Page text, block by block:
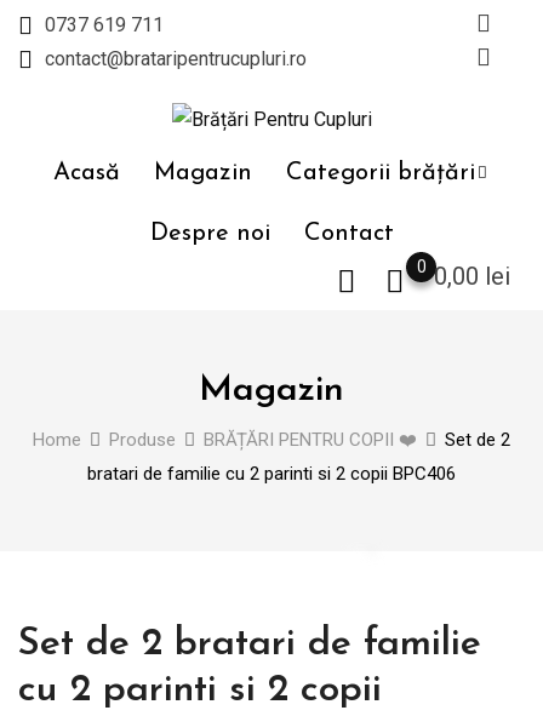
Skip
0737 619 711
contact@brataripentrucupluri.ro
Acasă Magazin Categorii brățări
Despre noi Contact
0,00 lei
0
Magazin
Home Produse BRĂȚĂRI PENTRU COPII ❤️
Set de 2
bratari de familie cu 2 parinti si 2 copii BPC406
Set de 2 bratari de familie
cu 2 parinti si 2 copii